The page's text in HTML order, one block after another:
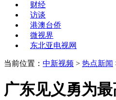
财经
访谈
港澳台侨
微视界
东北亚电视网
当前位置： 中新视频 > 热点新闻
广东见义勇为